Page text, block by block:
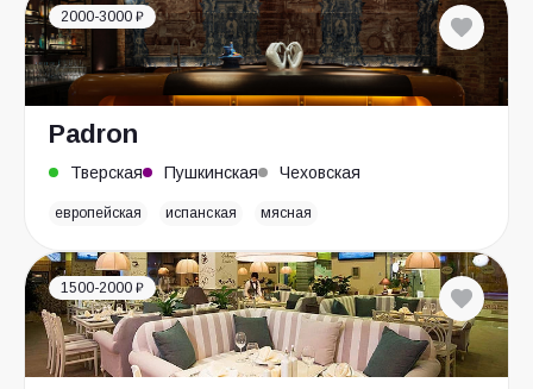
2000-3000 ₽
Padron
Тверская Пушкинская Чеховская
европейская испанская мясная
1500-2000 ₽